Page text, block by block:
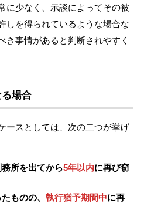
に少なく、示談によってその被
しを得られているような場合な
き事情があると判断されやすく
場合
ースとしては、次の二つが挙げ
所を出てから5年以内に再び窃
ものの、執行猶予期間中に再